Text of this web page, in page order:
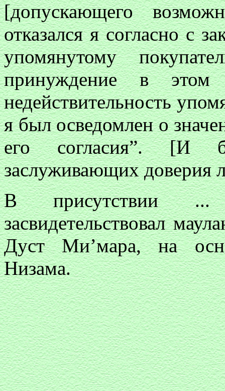
[допускающего
отказался я согласно с
упомянутому
принуждение в
недействительность
я был осведомлен о
его согласия”. [И
заслуживающих доверия
В присутствии ...
засвидетельствовал
Дуст Ми’мара, на
Низама.